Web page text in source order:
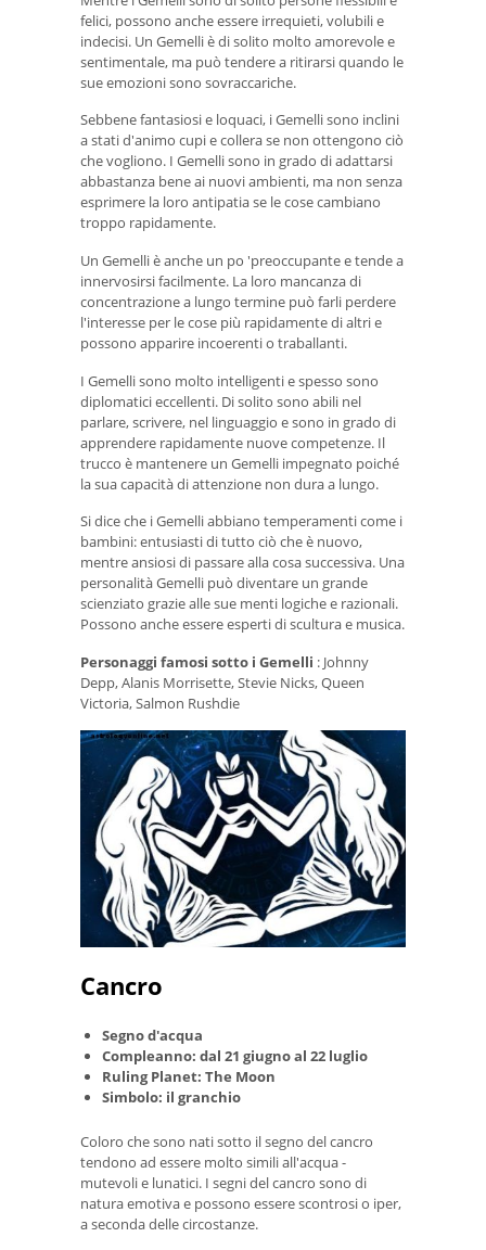
felici, possono anche essere irrequieti, volubili e
indecisi. Un Gemelli è di solito molto amorevole e
sentimentale, ma può tendere a ritirarsi quando le
sue emozioni sono sovraccariche.
Sebbene fantasiosi e loquaci, i Gemelli sono inclini
a stati d'animo cupi e collera se non ottengono ciò
che vogliono. I Gemelli sono in grado di adattarsi
abbastanza bene ai nuovi ambienti, ma non senza
esprimere la loro antipatia se le cose cambiano
troppo rapidamente.
Un Gemelli è anche un po 'preoccupante e tende a
innervosirsi facilmente. La loro mancanza di
concentrazione a lungo termine può farli perdere
l'interesse per le cose più rapidamente di altri e
possono apparire incoerenti o traballanti.
I Gemelli sono molto intelligenti e spesso sono
diplomatici eccellenti. Di solito sono abili nel
parlare, scrivere, nel linguaggio e sono in grado di
apprendere rapidamente nuove competenze. Il
trucco è mantenere un Gemelli impegnato poiché
la sua capacità di attenzione non dura a lungo.
Si dice che i Gemelli abbiano temperamenti come i
bambini: entusiasti di tutto ciò che è nuovo,
mentre ansiosi di passare alla cosa successiva. Una
personalità Gemelli può diventare un grande
scienziato grazie alle sue menti logiche e razionali.
Possono anche essere esperti di scultura e musica.
Personaggi famosi sotto i Gemelli : Johnny
Depp, Alanis Morrisette, Stevie Nicks, Queen
Victoria, Salmon Rushdie
Cancro
Segno d'acqua
Compleanno: dal 21 giugno al 22 luglio
Ruling Planet: The Moon
Simbolo: il granchio
Coloro che sono nati sotto il segno del cancro
tendono ad essere molto simili all'acqua -
mutevoli e lunatici. I segni del cancro sono di
natura emotiva e possono essere scontrosi o iper,
a seconda delle circostanze.